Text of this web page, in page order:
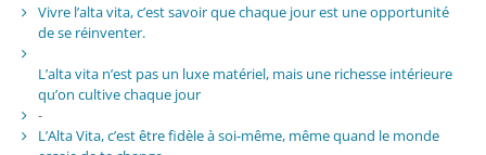
Vivre l’alta vita, c’est savoir que chaque jour est une opportunité
de se réinventer.
L’alta vita n’est pas un luxe matériel, mais une richesse intérieure
qu’on cultive chaque jour
-
L’Alta Vita, c’est être fidèle à soi-même, même quand le monde